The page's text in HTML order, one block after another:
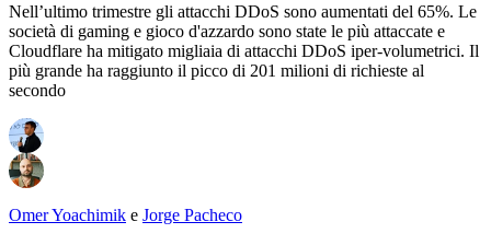
Nell’ultimo trimestre gli attacchi DDoS sono aumentati del 65%. Le
società di gaming e gioco d'azzardo sono state le più attaccate e
Cloudflare ha mitigato migliaia di attacchi DDoS iper-volumetrici. Il
più grande ha raggiunto il picco di 201 milioni di richieste al
secondo
Omer Yoachimik e Jorge Pacheco